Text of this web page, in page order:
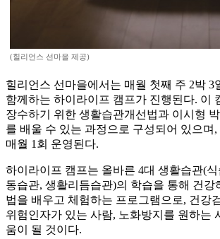
(힐리언스 선마을 제공)
힐리언스 선마을에서는 매월 첫째 주 2박 3
함께하는 하이라이프 캠프가 진행된다. 이
장수하기 위한 생활습관개선법과 이시형
를 배울 수 있는 과정으로 구성되어 있으며,
매월 1회 운영된다.
하이라이프 캠프는 올바른 4대 생활습관(
동습관, 생활리듬습관)의 학습을 통해 건강
법을 배우고 체험하는 프로그램으로, 건강
위험인자가 있는 사람, 노화방지를 원하는
움이 될 것이다.